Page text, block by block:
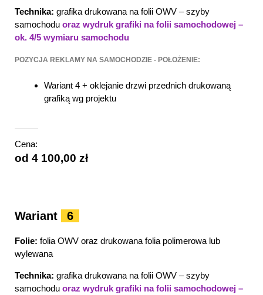
Technika: grafika drukowana na folii OWV – szyby
samochodu oraz wydruk grafiki na folii samochodowej –
ok. 4/5 wymiaru samochodu
POZYCJA REKLAMY NA SAMOCHODZIE - POŁOŻENIE:
Wariant 4 + oklejanie drzwi przednich drukowaną
grafiką wg projektu
Cena:
od 4 100,00 zł
Wariant 6
Folie: folia OWV oraz drukowana folia polimerowa lub
wylewana
Technika: grafika drukowana na folii OWV – szyby
samochodu oraz wydruk grafiki na folii samochodowej –